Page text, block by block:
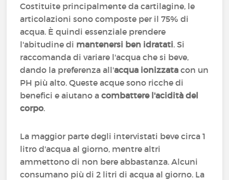
Costituite principalmente da cartilagine, le
articolazioni sono composte per il 75% di
acqua. È quindi essenziale prendere
l'abitudine di mantenersi ben idratati. Si
raccomanda di variare l'acqua che si beve,
dando la preferenza all'acqua ionizzata con un
PH più alto. Queste acque sono ricche di
benefici e aiutano acombattere l'acidità del
corpo.
La maggior parte degli intervistati beve circa 1
litro d'acqua al giorno, mentre altri
ammettono di non bere abbastanza. Alcuni
consumano più di 2 litri di acqua al giorno. La